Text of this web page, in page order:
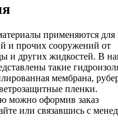
применяются
и прочих сооружений от
и других жидкостей. В
такие
мембрана,
пленки.
можно оформив заказ
или связавшись с